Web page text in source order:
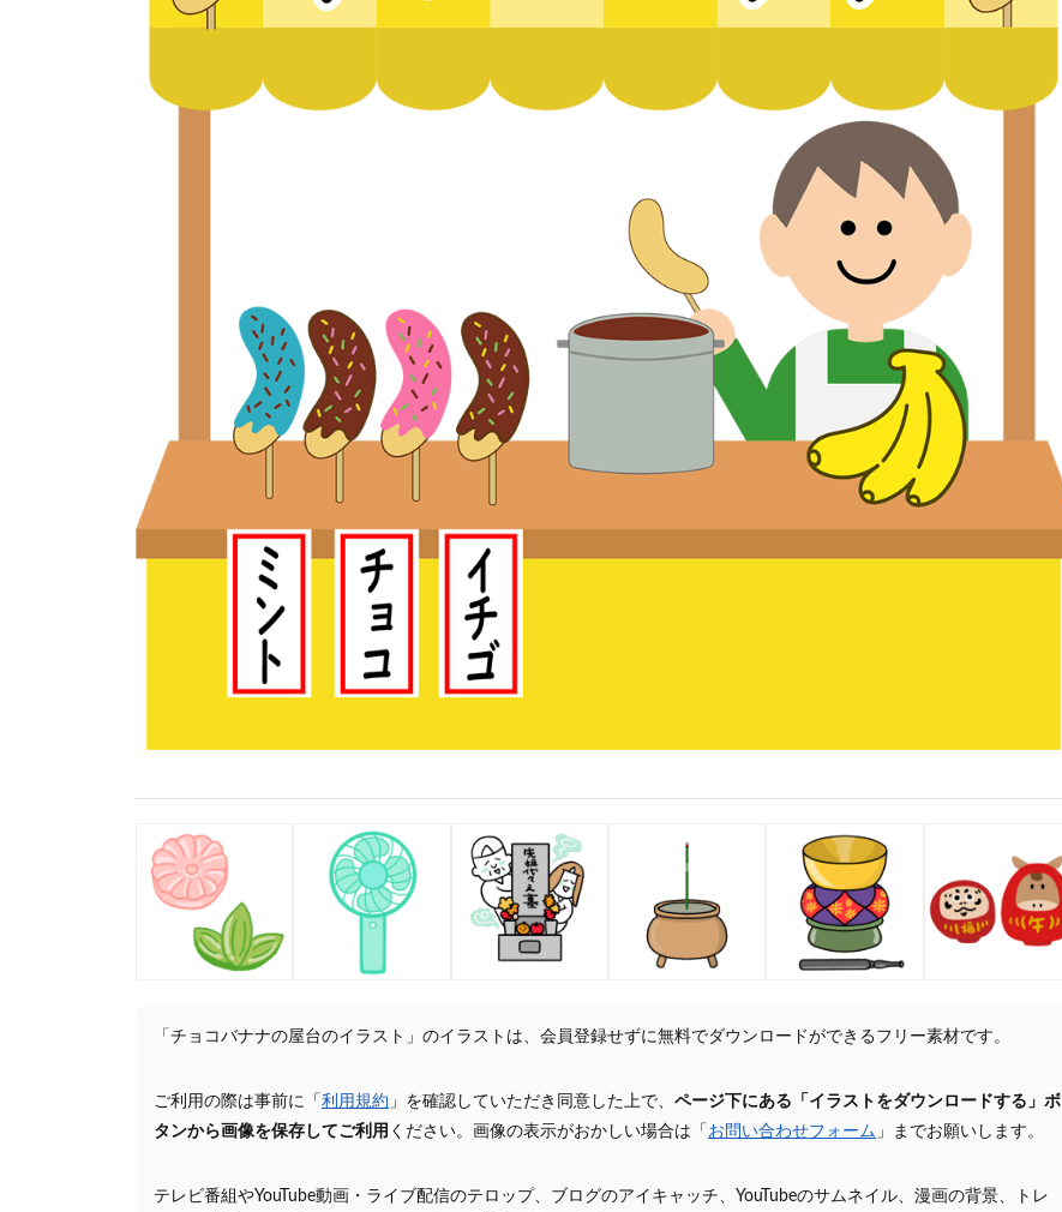
「チョコバナナの屋台のイラスト」のイラストは、会員登録せずに無料でダウンロードができるフリー素材です。
ご利用の際は事前に「 利用規約 」を確認していただき同意した上で、 ページ下にある「イラストをダウンロードする」ボ
タンから画像を保存してご利用 ください。画像の表示がおかしい場合は「 お問い合わせフォーム 」までお願いします。
テレビ番組やYouTube動画・ライブ配信のテロップ、ブログのアイキャッチ、YouTubeのサムネイル、漫画の背景、トレ